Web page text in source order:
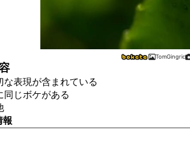
TomGingric
な表現が含まれている
同じボケがある
報